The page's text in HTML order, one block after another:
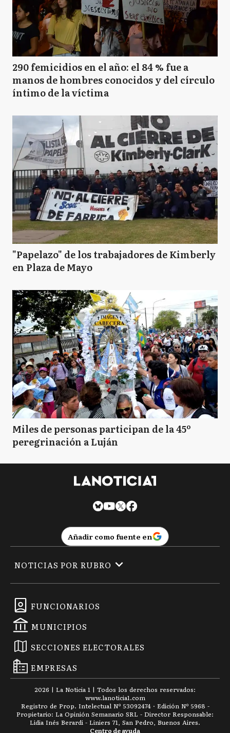
290 femicidios en el año: el 84 % fue a
manos de hombres conocidos y del círculo
íntimo de la víctima
"Papelazo" de los trabajadores de Kimberly
en Plaza de Mayo
Miles de personas participan de la 45º
peregrinación a Luján
Añadir como fuente en
FUNCIONARIOS
MUNICIPIOS
SECCIONES ELECTORALES
EMPRESAS
NOTICIAS POR RUBRO
2026 | La Noticia 1 | Todos los derechos reservados:
www.lanoticia1.com
Registro de Prop. Intelectual Nº 53092474 · Edición Nº 5968 -
Propietario: La Opinión Semanario SRL - Director Responsable:
Lidia Inés Berardi - Liniers 71, San Pedro, Buenos Aires.
Centro de ayuda